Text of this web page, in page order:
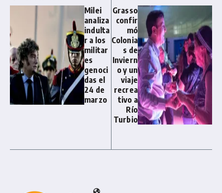
Milei
analiza
indulta
r a los
militar
es
genoci
das el
24 de
marzo
Grasso
confir
mó
Colonia
s de
Inviern
o y un
viaje
recrea
tivo a
Río
Turbio